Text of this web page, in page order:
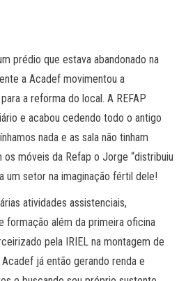
prédio que estava abandonado na
a Acadef movimentou a
a reforma do local. A REFAP
e acabou cedendo todo o antigo
nada e as sala não tinham
os móveis da Refap o Jorge “distribuiu
um setor na imaginação fértil dele!
atividades assistenciais,
formação além da primeira oficina
pela IRIEL na montagem de
já então gerando renda e